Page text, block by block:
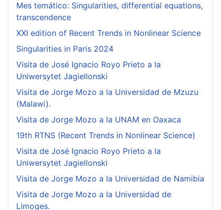
Mes temático: Singularities, differential equations,
transcendence
XXI edition of Recent Trends in Nonlinear Science
Singularities in Paris 2024
Visita de José Ignacio Royo Prieto a la
Uniwersytet Jagiellonski
Visita de Jorge Mozo a la Universidad de Mzuzu
(Malawi).
Visita de Jorge Mozo a la UNAM en Oaxaca
19th RTNS (Recent Trends in Nonlinear Science)
Visita de José Ignacio Royo Prieto a la
Uniwersytet Jagiellonski
Visita de Jorge Mozo a la Universidad de Namibia
Visita de Jorge Mozo a la Universidad de
Limoges.